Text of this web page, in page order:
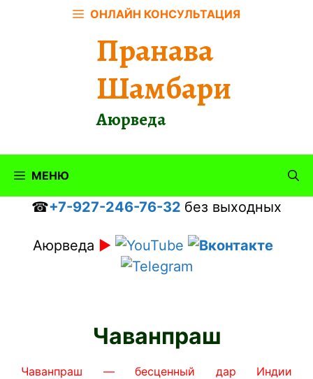
ОНЛАЙН КОНСУЛЬТАЦИЯ
Пранава
Шамбари
Аюрведа
МЕНЮ
☎+7-927-246-76-32 без выходных
Аюрведа ►
Чаванпраш
Чаванпраш — бесценный дар Индии